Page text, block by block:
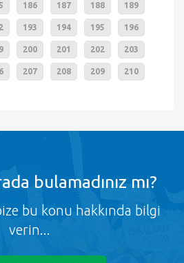
186 187 188 189
193 194 195 196
200 201 202 203
207 208 209 210
bulamadınız mı?
bu konu hakkında bilgi
verin...